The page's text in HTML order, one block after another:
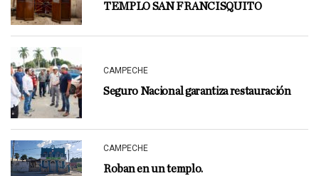
TEMPLO SAN FRANCISQUITO
CAMPECHE
Seguro Nacional garantiza restauración
CAMPECHE
Roban en un templo.